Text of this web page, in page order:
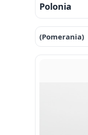
Polonia
(Pomerania)